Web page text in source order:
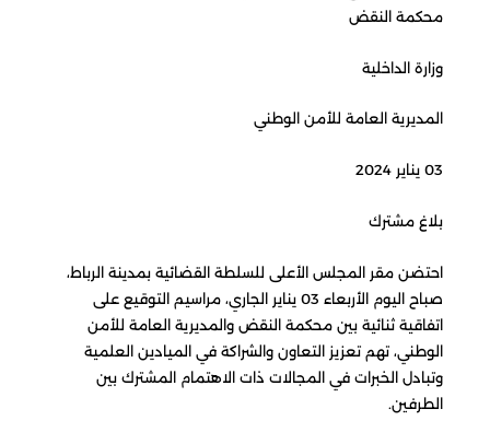
محكمة النقض
وزارة الداخلية
المديرية العامة للأمن الوطني
03 يناير 2024
بلاغ مشترك
احتضن مقر المجلس الأعلى للسلطة القضائية بمدينة الرباط،
صباح اليوم الأربعاء 03 يناير الجاري، مراسيم التوقيع على
اتفاقية ثنائية بين محكمة النقض والمديرية العامة للأمن
الوطني، تهم تعزيز التعاون والشراكة في الميادين العلمية
وتبادل الخبرات في المجالات ذات الاهتمام المشترك بين
الطرفين.